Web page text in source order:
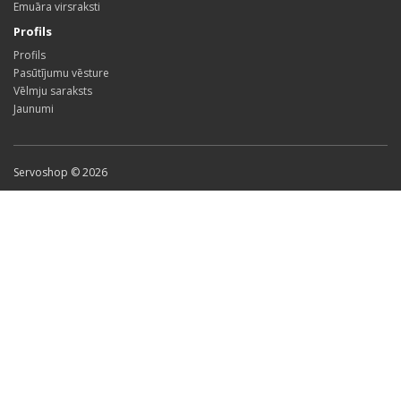
Emuāra virsraksti
Profils
Profils
Pasūtījumu vēsture
Vēlmju saraksts
Jaunumi
Servoshop © 2026